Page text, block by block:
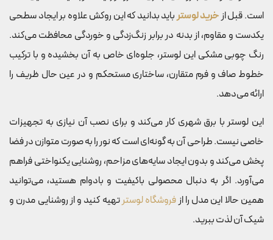
است. قبل ازخرید لوسترباید بدانید که این روکش علاوه بر ایجاد سطحی
یکدست و مقاوم، از بدنه در برابر زنگ‌زدگی و خوردگی محافظت می‌کند.
رنگ چوبی مشکی این لوستر، جلوه‌ای خاص به آن بخشیده و با ترکیب
خطوط صاف و فرم متقارن، ساختاری مستحکم و در عین حال ظریف را
ارائه می‌دهد.
این لوستر با برق شهری کار می‌کند و برای نصب آن نیازی به تجهیزات
خاصی نیست. طراحی آن به گونه‌ای است که نور را به صورت متوازن در فضا
پخش می‌کند و بدون ایجاد سایه‌های مزاحم، روشنایی یکنواختی فراهم
می‌آورد. اگر به دنبال محصولی باکیفیت و بادوام هستید، می‌توانید
همین حالا این مدل را ازفروشگاه لوسترتهیه کنید و از روشنایی مدرن و
شیک آن لذت ببرید.